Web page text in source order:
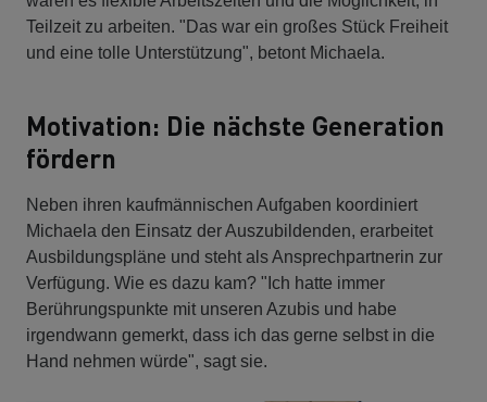
Teilzeit zu arbeiten. "Das war ein großes Stück Freiheit
und eine tolle Unterstützung", betont Michaela.
Motivation: Die nächste Generation
fördern
Neben ihren kaufmännischen Aufgaben koordiniert
Michaela den Einsatz der Auszubildenden, erarbeitet
Ausbildungspläne und steht als Ansprechpartnerin zur
Verfügung. Wie es dazu kam? "Ich hatte immer
Berührungspunkte mit unseren Azubis und habe
irgendwann gemerkt, dass ich das gerne selbst in die
Hand nehmen würde", sagt sie.